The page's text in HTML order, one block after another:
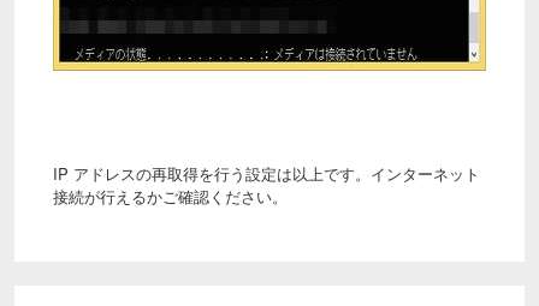
IP アドレスの再取得を行う設定は以上です。インターネット
接続が行えるかご確認ください。